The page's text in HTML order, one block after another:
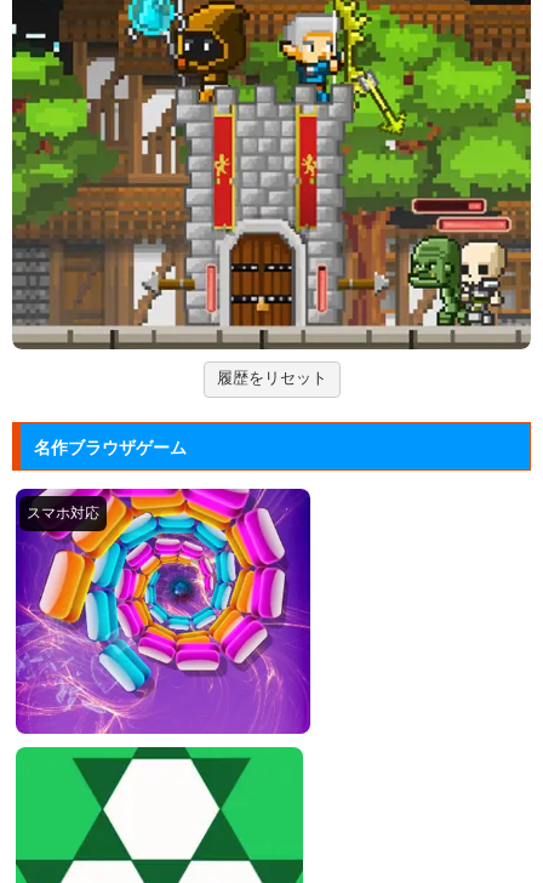
ーム。
Arkanoid
タイトーが開発したアーケードゲーム「アルカノイ
ド」の無料ゲー...
ズーキーパー2
動物たちを3匹以上にして捕まえていくパズルゲー
ム。
Mole Kingdom De...
モグラ王国のヒーローたちがチームで敵の侵攻を食い
止める防衛ゲ...
履歴をリセット
名作ブラウザゲーム